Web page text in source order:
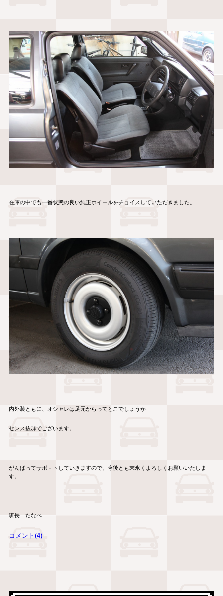
在庫の中でも一番状態の良い純正ホイールをチョイスしていただきました。
内外装ともに、オシャレは足元からってとこでしょうか
センス抜群でございます。
がんばってサポ－トしていきますので、今後とも末永くよろしくお願いいたしま
す。
班長 たなべ
コメント(4)